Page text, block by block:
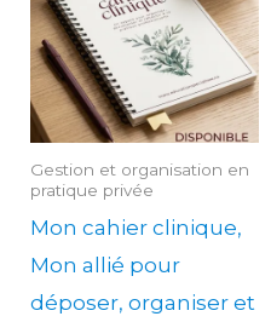
Gestion et organisation en
pratique privée
Mon cahier clinique,
Mon allié pour
déposer, organiser et
44.00$.35.00$.